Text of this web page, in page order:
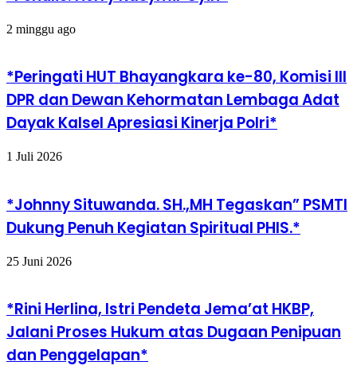
2 minggu ago
*Peringati HUT Bhayangkara ke-80, Komisi III
DPR dan Dewan Kehormatan Lembaga Adat
Dayak Kalsel Apresiasi Kinerja Polri*
1 Juli 2026
*Johnny Situwanda. SH.,MH Tegaskan” PSMTI
Dukung Penuh Kegiatan Spiritual PHIS.*
25 Juni 2026
*Rini Herlina, Istri Pendeta Jema’at HKBP,
Jalani Proses Hukum atas Dugaan Penipuan
dan Penggelapan*